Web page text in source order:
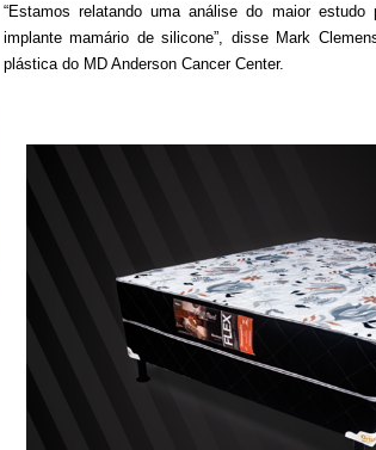
“Estamos relatando uma análise do maior
implante mamário de silicone”, disse Mark
plástica do MD Anderson Cancer Center.